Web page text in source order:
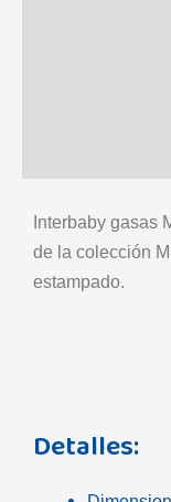
Interbaby gasas
de la colección
estampado.
Detalles: